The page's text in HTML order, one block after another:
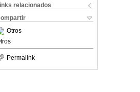
relacionados
Otros
Permalink